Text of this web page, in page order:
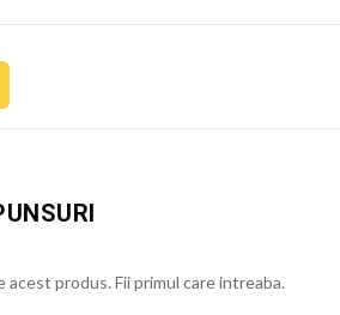
produs. Fii primul care intreaba.